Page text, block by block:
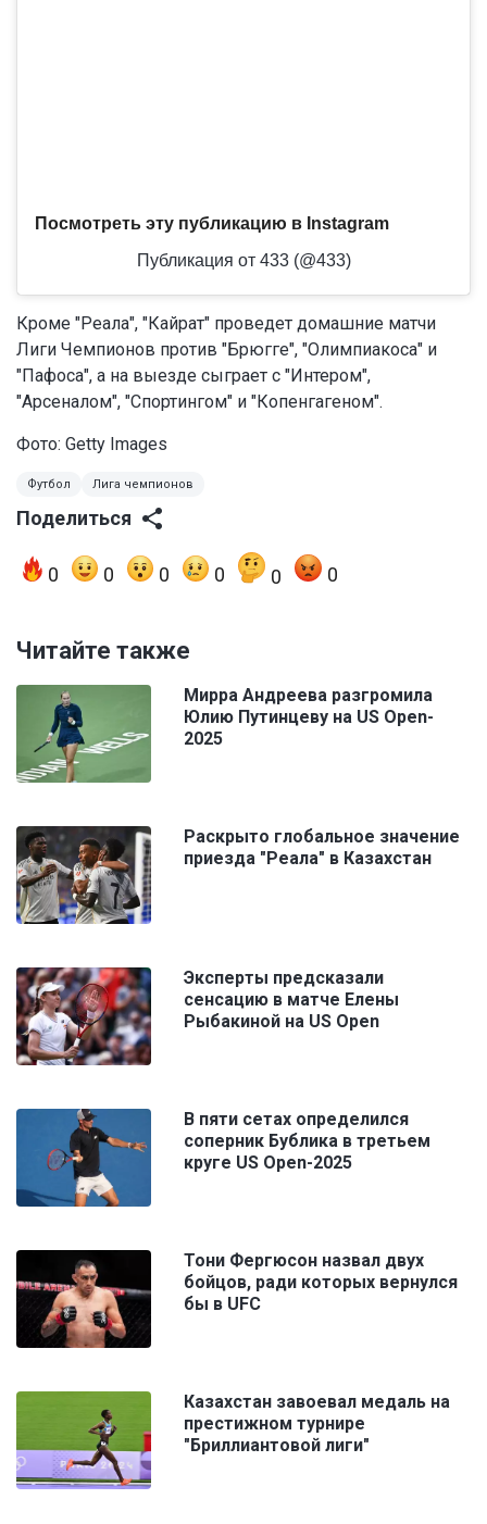
Посмотреть эту публикацию в Instagram
Публикация от 433 (@433)
Кроме "Реала", "Кайрат" проведет домашние матчи
Лиги Чемпионов против "Брюгге", "Олимпиакоса" и
"Пафоса", а на выезде сыграет с "Интером",
"Арсеналом", "Спортингом" и "Копенгагеном".
Фото: Getty Images
Футбол Лига чемпионов
Поделиться
0 0 0 0 0 0
Читайте также
Мирра Андреева разгромила
Юлию Путинцеву на US Open-
2025
Раскрыто глобальное значение
приезда "Реала" в Казахстан
Эксперты предсказали
сенсацию в матче Елены
Рыбакиной на US Open
В пяти сетах определился
соперник Бублика в третьем
круге US Open-2025
Тони Фергюсон назвал двух
бойцов, ради которых вернулся
бы в UFC
Казахстан завоевал медаль на
престижном турнире
"Бриллиантовой лиги"